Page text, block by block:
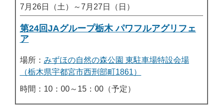
7月26日（土）～7月27日（日）
第24回JAグループ栃木 パワフルアグリフェ
ア
場所： みずほの自然の森公園 東駐車場特設会場
（栃木県宇都宮市西刑部町1861）
時間：10：00～15：00（予定）